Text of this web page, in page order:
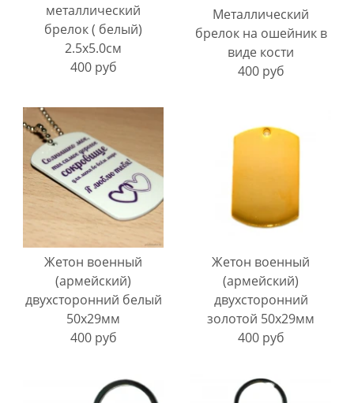
металлический
брелок ( белый)
2.5х5.0см
400 руб
Металлический
брелок на ошейник в
виде кости
400 руб
Жетон военный
(армейский)
двухсторонний белый
50х29мм
400 руб
Жетон военный
(армейский)
двухсторонний
золотой 50х29мм
400 руб